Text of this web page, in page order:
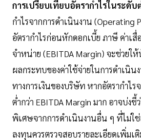
การเปรียบเทียบอัตรากำไรในระดับ
กำไรจากการดำเนินงาน (Operating
อัตรากำไรก่อนหักดอกเบี้ย ภาษี ค่าเสื่
จำหน่าย (EBITDA Margin) จะช่วยใ
ผลกระทบของค่าใช้จ่ายในการดำเนิน
ทางการเงินของบริษัท หากอัตรากำไร
ต่ำกว่า EBITDA Margin มาก อาจบ่งชี้
พิเศษจากการดำเนินงานอื่น ๆ ที่ไม่ใ
ลงทุนควรตรวจสอบรายละเอียดเพิ่มเ